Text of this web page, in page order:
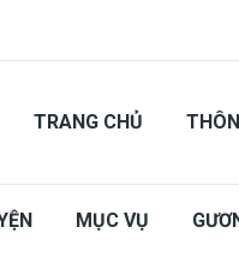
TRANG CHỦ
MỤC VỤ